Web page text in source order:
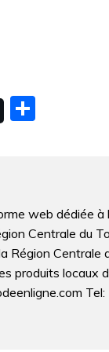
er
web dédiée à
Centrale du
Région Centrale
produits locaux